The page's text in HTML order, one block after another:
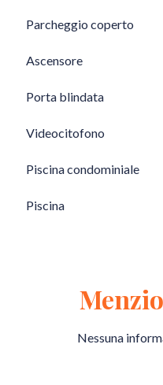
Parcheggio coperto
Ascensore
Porta blindata
Videocitofono
Piscina condominiale
Piscina
Nessuna